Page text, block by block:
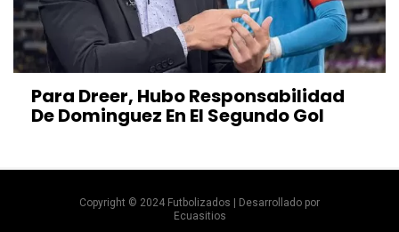
Para Dreer, Hubo Responsabilidad
De Dominguez En El Segundo Gol
Copyright © 2024 Futbolizados | Desarrollado por
Ecuasitios